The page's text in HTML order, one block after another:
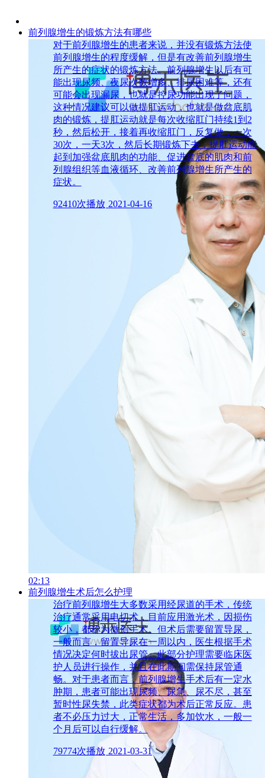
前列腺增生的锻炼方法有哪些
02:13
对于前列腺增生的患者来说，并没有锻炼方法使
前列腺增生的程度缓解，但是有改善前列腺增生
所产生的症状的锻炼方法。前列腺增生以后有可
能出现尿频、夜尿次数增多、排尿困难等，还有
可能会出现漏尿，也就是控尿功能出现了问题，
这种情况建议可以做提肛运动，也就是做盆底肌
肉的锻炼，提肛运动就是每次收缩肛门持续1到2
秒，然后松开，接着再收缩肛门，反复做，一次
30次，一天3次，然后长期锻炼下去，提肛运动能
起到加强盆底肌肉的功能、促进盆底的肌肉和前
列腺组织等血液循环、改善前列腺增生所产生的
症状。
92410次播放 2021-04-16
前列腺增生术后怎么护理
治疗前列腺增生大多数采用经尿道的手术，传统
治疗通常采用电切术，目前应用激光术，因损伤
较小，都称为微创手术。但术后需要留置导尿，
一般而言，留置导尿在一周以内，医生根据手术
情况决定何时拔出尿管。此部分护理需要临床医
护人员进行操作，并且在此期间需保持尿管通
畅。对于患者而言，前列腺增生手术后有一定水
肿期，患者可能出现尿频、尿急、尿不尽，甚至
暂时性尿失禁，此类症状都为术后正常反应。患
者不必压力过大，正常生活，多加饮水，一般一
个月后可以自行缓解。
79774次播放 2021-03-31